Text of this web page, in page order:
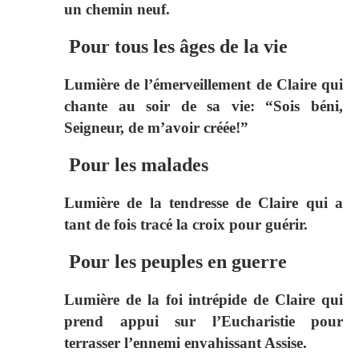
un chemin neuf.
Pour tous les âges de la vie
Lumière de l’émerveillement de Claire qui
chante au soir de sa vie: “Sois béni,
Seigneur, de m’avoir créée!”
Pour les malades
Lumière de la tendresse de Claire qui a
tant de fois tracé la croix pour guérir.
Pour les peuples en guerre
Lumière de la foi intrépide de Claire qui
prend appui sur l’Eucharistie pour
terrasser l’ennemi envahissant Assise.